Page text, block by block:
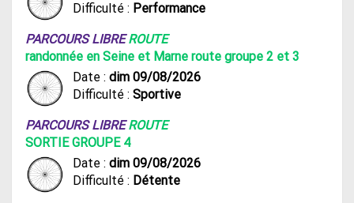
Difficulté : Performance
PARCOURS LIBREROUTE
randonnée en Seine et Marne route groupe 2 et 3
Date : dim 09/08/2026
Difficulté : Sportive
PARCOURS LIBREROUTE
SORTIE GROUPE 4
Date : dim 09/08/2026
Difficulté : Détente